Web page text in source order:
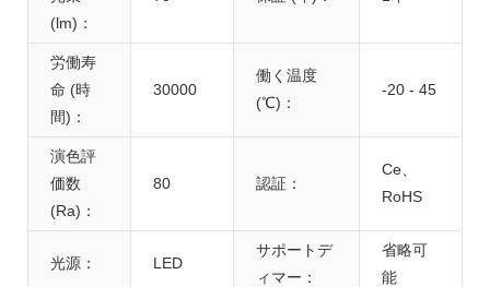
(lm)：
労働寿
命 (時
間)：
30000
働く温度
(℃)：
-20 - 45
演色評
価数
(Ra)：
80 認証：
Ce、
RoHS
光源： LED
サポートデ
ィマー：
省略可
能